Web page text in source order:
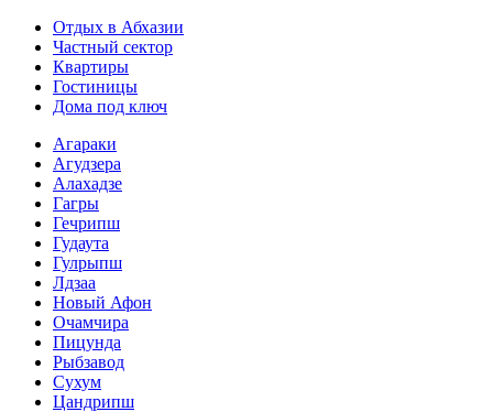
Отдых в Абхазии
Частный сектор
Квартиры
Гостиницы
Дома под ключ
Агараки
Агудзера
Алахадзе
Гагры
Гечрипш
Гудаута
Гулрыпш
Лдзаа
Новый Афон
Очамчира
Пицунда
Рыбзавод
Сухум
Цандрипш